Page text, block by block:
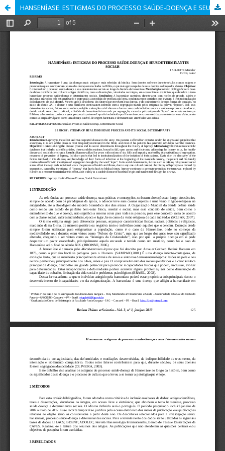
HANSENÍASE: ESTIGMAS DO PROCESSO SAÚDE-DOENÇA E SEUS DETERMINANTES SOCIAIS